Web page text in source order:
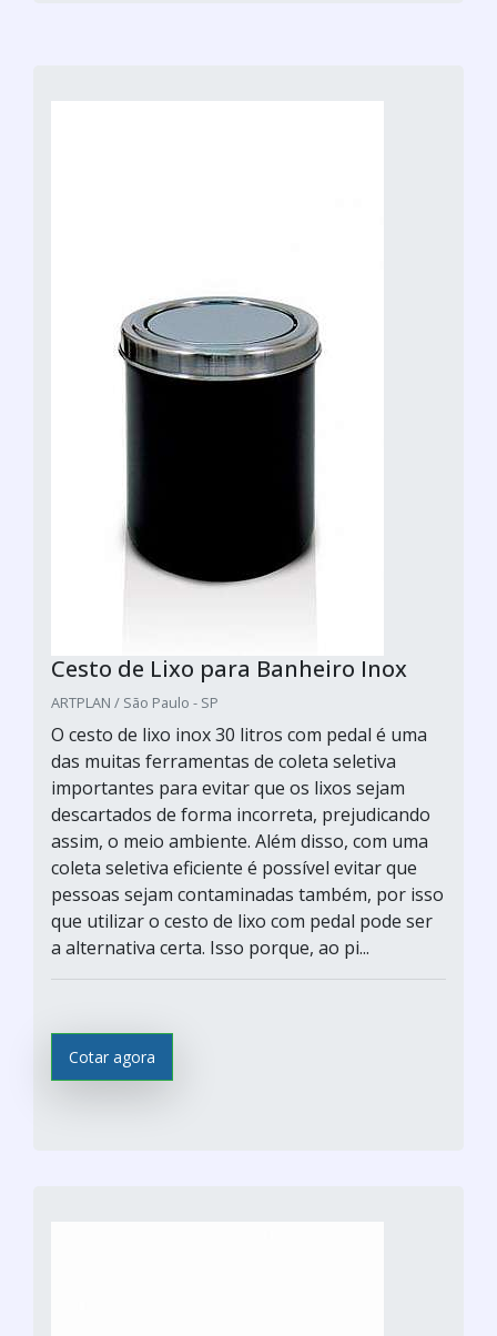
Cesto de Lixo para Banheiro Inox
ARTPLAN / São Paulo - SP
O cesto de lixo inox 30 litros com pedal é uma
das muitas ferramentas de coleta seletiva
importantes para evitar que os lixos sejam
descartados de forma incorreta, prejudicando
assim, o meio ambiente. Além disso, com uma
coleta seletiva eficiente é possível evitar que
pessoas sejam contaminadas também, por isso
que utilizar o cesto de lixo com pedal pode ser
a alternativa certa. Isso porque, ao pi...
Cotar agora